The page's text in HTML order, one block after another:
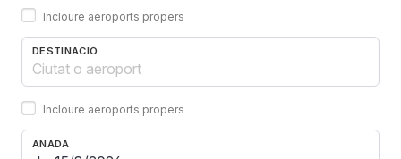
Incloure aeroports propers
DESTINACIÓ
Incloure aeroports propers
ANADA